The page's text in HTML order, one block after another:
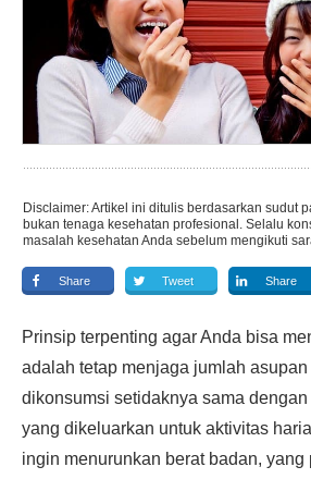
Disclaimer: Artikel ini ditulis berdasarkan sudut
bukan tenaga kesehatan profesional. Selalu
masalah kesehatan Anda sebelum mengikuti
Share Tweet Share
Prinsip terpenting agar Anda bisa
adalah tetap menjaga jumlah
dikonsumsi setidaknya sama
yang dikeluarkan untuk aktivitas
ingin menurunkan berat badan, yang